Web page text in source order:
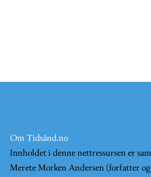
Om Tidsånd.no
Innholdet i denne nettressursen er
Merete Morken Andersen (forfatter og